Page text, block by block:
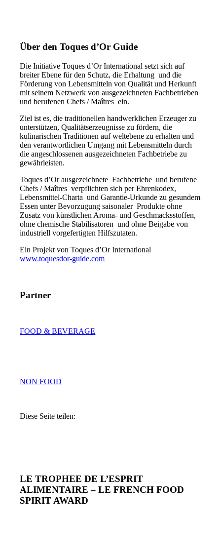
Über den Toques d’Or Guide
Die Initiative Toques d’Or International setzt sich auf
breiter Ebene für den Schutz, die Erhaltung und die
Förderung von Lebensmitteln von Qualität und Herkunft
mit seinem Netzwerk von ausgezeichneten Fachbetrieben
und berufenen Chefs / Maîtres ein.
Ziel ist es, die traditionellen handwerklichen Erzeuger zu
unterstützen, Qualitätserzeugnisse zu fördern, die
kulinarischen Traditionen auf weltebene zu erhalten und
den verantwortlichen Umgang mit Lebensmitteln durch
die angeschlossenen ausgezeichneten Fachbetriebe zu
gewährleisten.
Toques d’Or ausgezeichnete Fachbetriebe und berufene
Chefs / Maîtres verpflichten sich per Ehrenkodex,
Lebensmittel-Charta und Garantie-Urkunde zu gesundem
Essen unter Bevorzugung saisonaler Produkte ohne
Zusatz von künstlichen Aroma- und Geschmacksstoffen,
ohne chemische Stabilisatoren und ohne Beigabe von
industriell vorgefertigten Hilfszutaten.
Ein Projekt von Toques d’Or International
www.toquesdor-guide.com
Partner
FOOD & BEVERAGE
NON FOOD
Diese Seite teilen:
LE TROPHEE DE L’ESPRIT
ALIMENTAIRE – LE FRENCH FOOD
SPIRIT AWARD